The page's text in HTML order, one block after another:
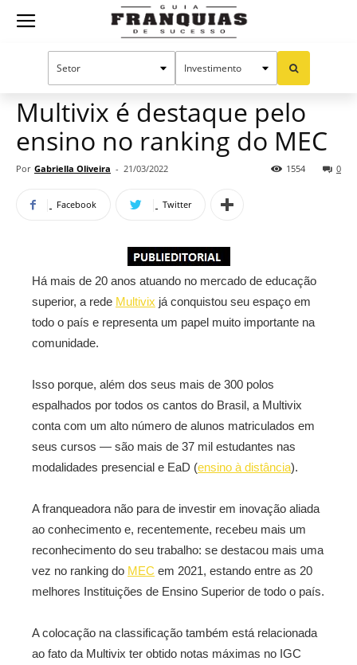
Guia
Mercado de franquias Publieditorial
Multivix é destaque pelo
ensino no ranking do MEC
Por Gabriella Oliveira - 21/03/2022 0
1554
Facebook Twitter
Há mais de 20 anos atuando no mercado de educação
superior, a rede Multivix já conquistou seu espaço em
todo o país e representa um papel muito importante na
comunidade.
Isso porque, além dos seus mais de 300 polos
espalhados por todos os cantos do Brasil, a Multivix
conta com um alto número de alunos matriculados em
seus cursos — são mais de 37 mil estudantes nas
modalidades presencial e EaD (ensino à distância).
A franqueadora não para de investir em inovação aliada
ao conhecimento e, recentemente, recebeu mais um
reconhecimento do seu trabalho: se destacou mais uma
vez no ranking do MEC em 2021, estando entre as 20
melhores Instituições de Ensino Superior de todo o país.
A colocação na classificação também está relacionada
ao fato da Multivix ter obtido notas máximas no IGC